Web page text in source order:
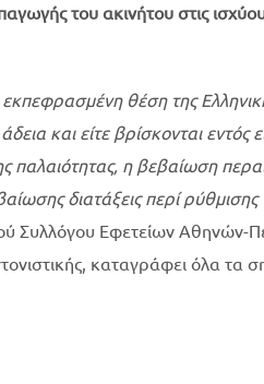
του ακινήτου στις
θέση της
και είτε βρίσκονται εντός
παλαιότητας, η βεβαίωση
διατάξεις περί ρύθμισης
Συλλόγου Εφετείων Αθηνών-
καταγράφει όλα τα